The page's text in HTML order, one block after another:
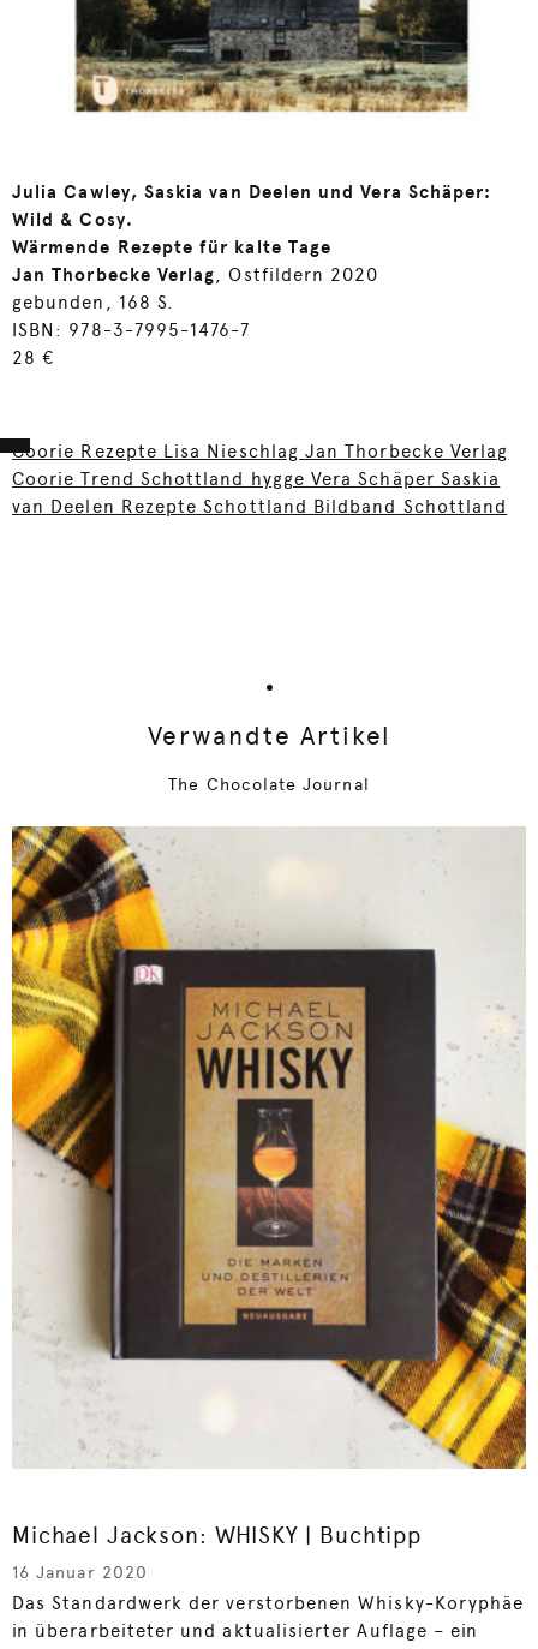
Julia Cawley, Saskia van Deelen und Vera Schäper:
Wild & Cosy.
Wärmende Rezepte für kalte Tage
Jan Thorbecke Verlag, Ostfildern 2020
gebunden, 168 S.
ISBN: 978-3-7995-1476-7
28 €
Coorie Rezepte Lisa Nieschlag Jan Thorbecke Verlag
Coorie Trend Schottland hygge Vera Schäper Saskia
van Deelen Rezepte Schottland Bildband Schottland
Verwandte Artikel
The Chocolate Journal
Michael Jackson: WHISKY | Buchtipp
16 Januar 2020
Das Standardwerk der verstorbenen Whisky-Koryphäe
in überarbeiteter und aktualisierter Auflage – ein